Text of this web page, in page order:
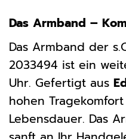
Das Armband –
Das Armband der
2033494 ist ein
Uhr. Gefertigt aus
hohen
Lebensdauer. Das